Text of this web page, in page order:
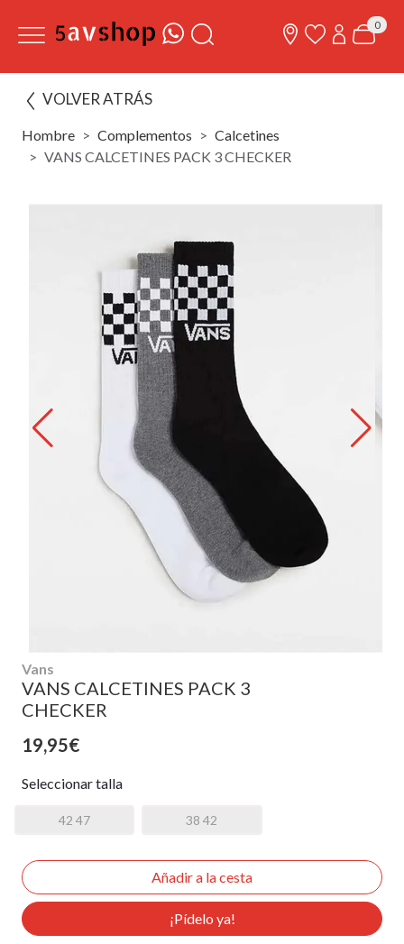
0
VOLVER ATRÁS
Hombre Complementos
Calcetines
VANS CALCETINES PACK 3 CHECKER
Vans
VANS CALCETINES PACK 3
CHECKER
19,95€
Seleccionar talla
42 47 38 42
¡Pídelo ya!